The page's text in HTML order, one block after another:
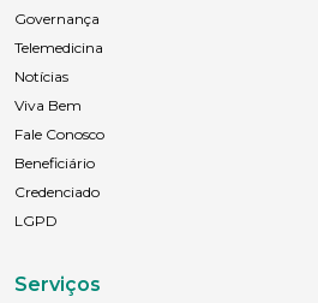
Governança
Telemedicina
Notícias
Viva Bem
Fale Conosco
Beneficiário
Credenciado
LGPD
Serviços
Sexo
Masculino
Anexar currículo*